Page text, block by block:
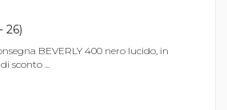
26)
BEVERLY 400 nero lucido, in
sconto ...